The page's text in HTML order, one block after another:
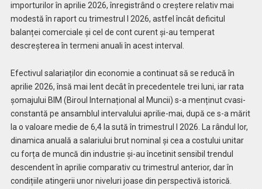
importurilor în aprilie 2026, înregistrând o creștere relativ mai
modestă în raport cu trimestrul I 2026, astfel încât deficitul
balanței comerciale și cel de cont curent și-au temperat
descreșterea în termeni anuali în acest interval.
Efectivul salariaților din economie a continuat să se reducă în
aprilie 2026, însă mai lent decât în precedentele trei luni, iar rata
șomajului BIM (Biroul Internațional al Muncii) s-a menținut cvasi-
constantă pe ansamblul intervalului aprilie-mai, după ce s-a mărit
la o valoare medie de 6,4 la sută în trimestrul I 2026. La rândul lor,
dinamica anuală a salariului brut nominal și cea a costului unitar
cu forța de muncă din industrie și-au încetinit sensibil trendul
descendent în aprilie comparativ cu trimestrul anterior, dar în
condițiile atingerii unor niveluri joase din perspectivă istorică.